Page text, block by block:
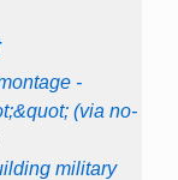
-
(via no-
military